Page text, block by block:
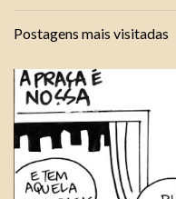
Postagens mais visitadas